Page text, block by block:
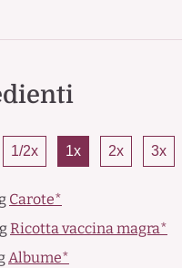
1/2x 1x 2x 3x
g Carote*
gRicotta vaccina magra*
Albume*